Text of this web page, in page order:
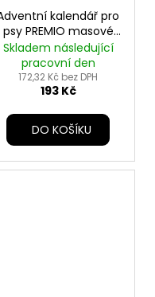
kalendář pro
psy PREMIO masové
pochoutky TR
Skladem následující
pracovní den
172,32 Kč bez DPH
193 Kč
DO KOŠÍKU